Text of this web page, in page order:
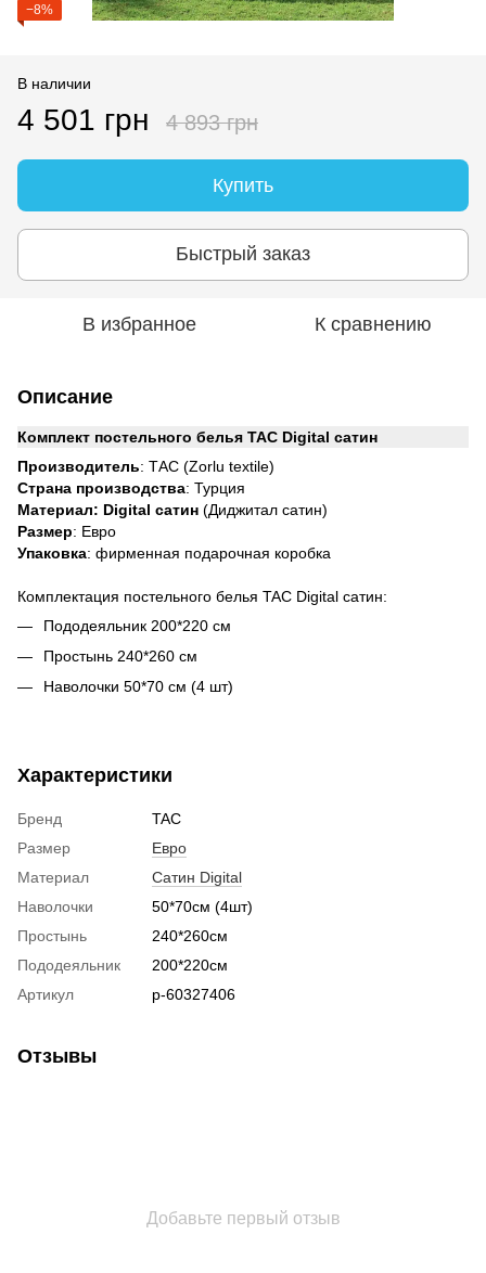
−8%
В наличии
4 501 грн 4 893 грн
Купить
Быстрый заказ
В избранное К сравнению
Описание
Комплект постельного белья TAC Digital сатин
Производитель: ТАС (Zorlu textile)
Страна производства: Турция
Материал: Digital сатин (Диджитал сатин)
Размер: Евро
Упаковка: фирменная подарочная коробка
Комплектация постельного белья TAC Digital сатин:
Пододеяльник 200*220 см
Простынь 240*260 см
Наволочки 50*70 см (4 шт)
Характеристики
Бренд
TAC
Размер
Евро
Материал
Сатин Digital
Наволочки
50*70см (4шт)
Простынь
240*260см
Пододеяльник
200*220см
Артикул
p-60327406
Отзывы
Добавьте первый отзыв